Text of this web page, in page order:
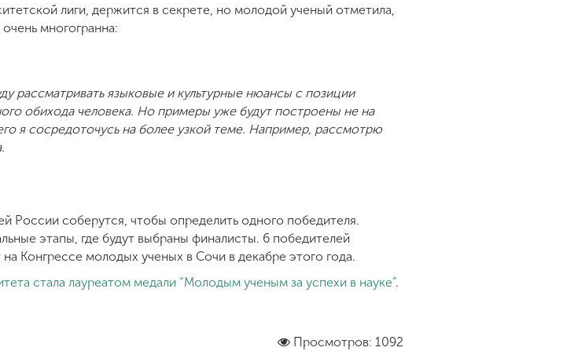
лиги, держится в секрете, но молодой ученый отметила,
многогранна:
рассматривать языковые и культурные нюансы с позиции
обихода человека. Но примеры уже будут построены не на
я сосредоточусь на более узкой теме. Например, рассмотрю
России соберутся, чтобы определить одного победителя.
этапы, где будут выбраны финалисты. 6 победителей
Конгрессе молодых ученых в Сочи в декабре этого года.
стала лауреатом медали “Молодым ученым за успехи в науке”.
Просмотров: 1092